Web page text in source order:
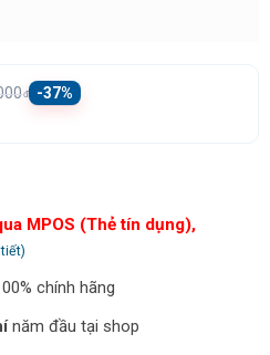
đ -37%
MPOS (Thẻ tín dụng),
chính hãng
năm đầu tại shop